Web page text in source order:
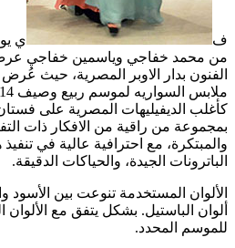
ف
من محمد خفاجي وياسمين خفاجي
الفنون بدار الاوبر المصرية، حيث
كأغلب الديفيليهات المصرية على
بمجموعة من راقية من الافكار ذات
والمبتكرة، مع احترافية عالية في
الباترونات الجيدة، والحياكات الدقيقة.
الألوان المستخدمة تنوعت بين
ألوان الباستيل. بشكل يتفق مع الألوان
للموسم المحدد.